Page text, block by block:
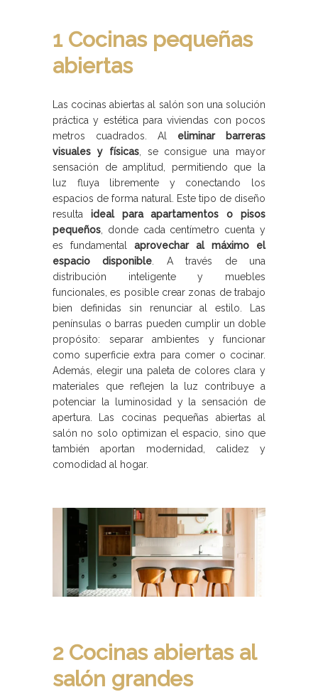
1 Cocinas pequeñas
abiertas
Las cocinas abiertas al salón son una solución
práctica y estética para viviendas con pocos
metros cuadrados. Al eliminar barreras
visuales y físicas, se consigue una mayor
sensación de amplitud, permitiendo que la
luz fluya libremente y conectando los
espacios de forma natural. Este tipo de diseño
resulta ideal para apartamentos o pisos
pequeños , donde cada centímetro cuenta y
es fundamental aprovechar al máximo el
espacio disponible . A través de una
distribución inteligente y muebles
funcionales, es posible crear zonas de trabajo
bien definidas sin renunciar al estilo. Las
penínsulas o barras pueden cumplir un doble
propósito: separar ambientes y funcionar
como superficie extra para comer o cocinar.
Además, elegir una paleta de colores clara y
materiales que reflejen la luz contribuye a
potenciar la luminosidad y la sensación de
apertura. Las cocinas pequeñas abiertas al
salón no solo optimizan el espacio, sino que
también aportan modernidad, calidez y
comodidad al hogar.
2 Cocinas abiertas al
salón grandes